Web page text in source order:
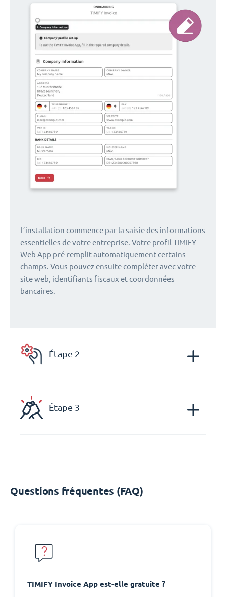
L’installation commence par la saisie des informations
essentielles de votre entreprise. Votre profil TIMIFY
Web App pré-remplit automatiquement certains
champs. Vous pouvez ensuite compléter avec votre
site web, identifiants fiscaux et coordonnées
bancaires.
Étape 2
Étape 3
Questions fréquentes (FAQ)
TIMIFY Invoice App est-elle gratuite ?